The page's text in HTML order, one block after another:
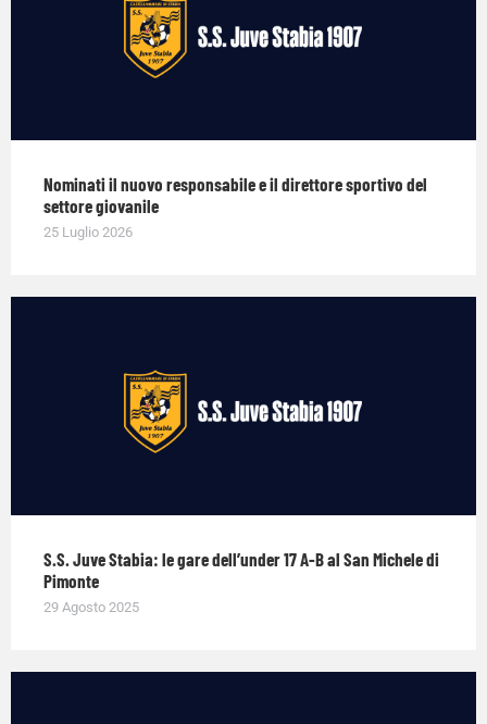
Nominati il nuovo responsabile e il direttore sportivo del
settore giovanile
25 Luglio 2026
S.S. Juve Stabia: le gare dell’under 17 A-B al San Michele di
Pimonte
29 Agosto 2025